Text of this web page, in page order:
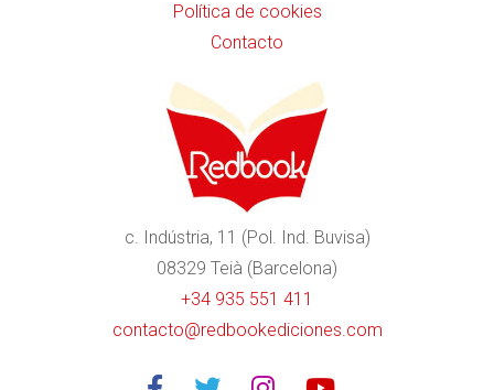
Política de cookies
Contacto
c. Indústria, 11 (Pol. Ind. Buvisa)
08329 Teià (Barcelona)
+34 935 551 411
contacto@redbookediciones.com